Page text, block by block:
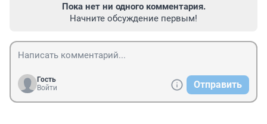
Пока нет ни одного комментария.
Начните обсуждение первым!
Гость
Войти
Отправить